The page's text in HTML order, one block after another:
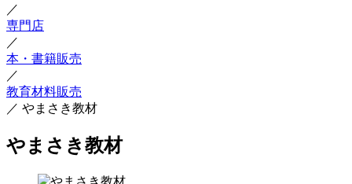
／
専門店
／
本・書籍販売
／
教育材料販売
／ やまさき教材
やまさき教材